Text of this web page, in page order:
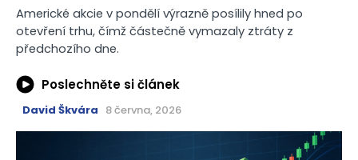
Americké akcie v pondělí výrazně posílily hned po
otevření trhu, čímž částečně vymazaly ztráty z
předchozího dne.
Poslechněte si článek
David Škvára 8 června, 2026